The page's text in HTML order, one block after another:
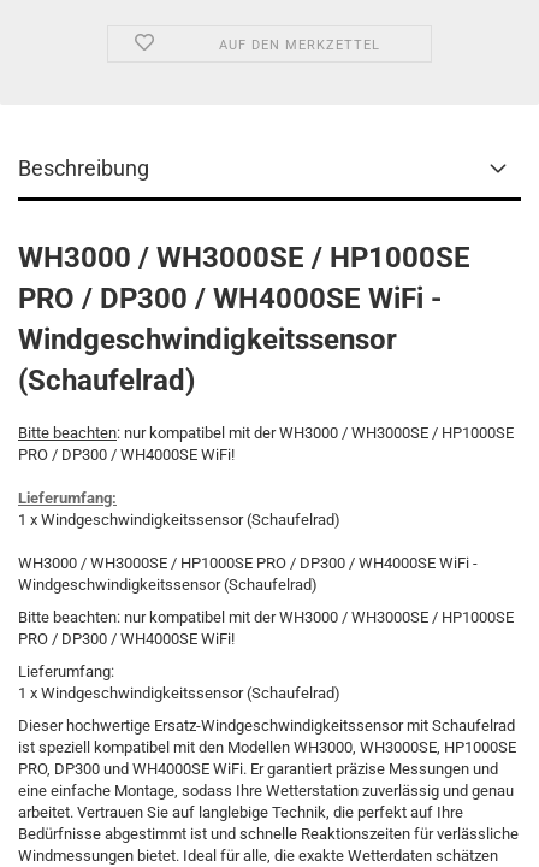
AUF DEN MERKZETTEL
Beschreibung
WH3000 / WH3000SE / HP1000SE
PRO / DP300 / WH4000SE WiFi -
Windgeschwindigkeitssensor
(Schaufelrad)
Bitte beachten: nur kompatibel mit der WH3000 / WH3000SE / HP1000SE
PRO / DP300 / WH4000SE WiFi!
Lieferumfang:
1 x Windgeschwindigkeitssensor (Schaufelrad)
WH3000 / WH3000SE / HP1000SE PRO / DP300 / WH4000SE WiFi -
Windgeschwindigkeitssensor (Schaufelrad)
Bitte beachten: nur kompatibel mit der WH3000 / WH3000SE / HP1000SE
PRO / DP300 / WH4000SE WiFi!
Lieferumfang:
1 x Windgeschwindigkeitssensor (Schaufelrad)
Dieser hochwertige Ersatz-Windgeschwindigkeitssensor mit Schaufelrad
ist speziell kompatibel mit den Modellen WH3000, WH3000SE, HP1000SE
PRO, DP300 und WH4000SE WiFi. Er garantiert präzise Messungen und
eine einfache Montage, sodass Ihre Wetterstation zuverlässig und genau
arbeitet. Vertrauen Sie auf langlebige Technik, die perfekt auf Ihre
Bedürfnisse abgestimmt ist und schnelle Reaktionszeiten für verlässliche
Windmessungen bietet. Ideal für alle, die exakte Wetterdaten schätzen